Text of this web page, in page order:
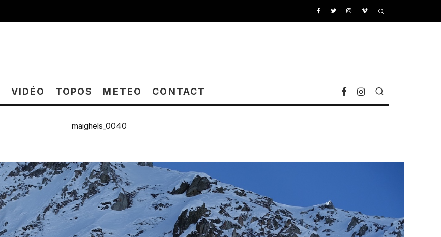
VIDÉO TOPOS METEO CONTACT
maighels_0040